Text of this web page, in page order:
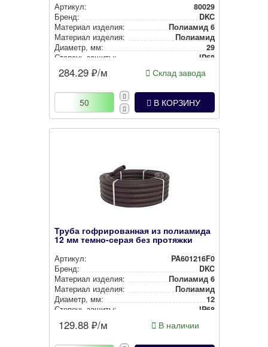
Артикул:
80029
Бренд:
DKC
Материал изделия:
Полиамид 6
Материал изделия:
Полиамид
Диаметр, мм:
29
Степень защиты:
IP68
Наличие протяжки:
Цвет:
Тем­но-се­рый
284.29 ₽/м Склад завода
В КОРЗИНУ
Труба гофрированная из полиамида
12 мм темно-серая без протяжки
Артикул:
PA601216F0
Бренд:
DKC
Материал изделия:
Полиамид 6
Материал изделия:
Полиамид
Диаметр, мм:
12
Степень защиты:
IP68
Наличие протяжки:
Цвет:
Тем­но-се­рый
129.88 ₽/м В наличии